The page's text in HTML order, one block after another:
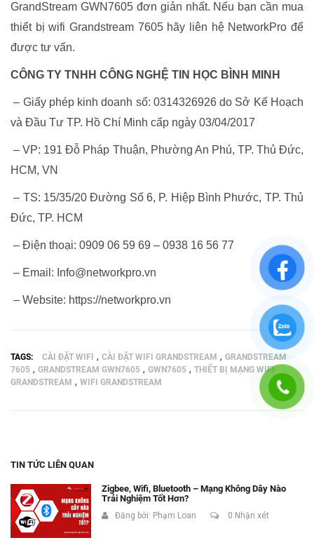
GrandStream GWN7605 đơn giản nhất. Nếu bạn cần mua
thiết bị wifi Grandstream 7605 hãy liên hệ NetworkPro để
được tư vấn.
CÔNG TY TNHH CÔNG NGHỆ TIN HỌC BÌNH MINH
– Giấy phép kinh doanh số: 0314326926 do Sở Kế Hoạch
và Đầu Tư TP. Hồ Chí Minh cấp ngày 03/04/2017
– VP: 191 Đỗ Pháp Thuận, Phường An Phú, TP. Thủ Đức,
HCM, VN
– TS: 15/35/20 Đường Số 6, P. Hiệp Bình Phước, TP. Thủ
Đức, TP. HCM
– Điện thoại: 0909 06 59 69 – 0938 16 56 77
– Email: Info@networkpro.vn
– Website: https://networkpro.vn
TAGS: CÀI ĐẶT WIFI , CÀI ĐẶT WIFI GRANDSTREAM , GRANDSTREAM
7605 , GRANDSTREAM GWN7605 , GWN7605 , THIẾT BỊ MẠNG WIFI
GRANDSTREAM , WIFI GRANDSTREAM
TIN TỨC LIÊN QUAN
Zigbee, Wifi, Bluetooth – Mạng Không Dây Nào
Trải Nghiệm Tốt Hơn?
Đăng bởi: Phạm Loan 0 Nhận xét